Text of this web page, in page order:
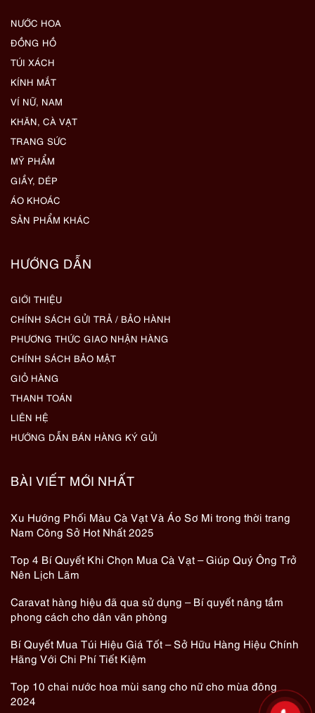
NƯỚC HOA
ĐỒNG HỒ
TÚI XÁCH
KÍNH MẮT
VÍ NỮ, NAM
KHĂN, CÀ VẠT
TRANG SỨC
MỸ PHẨM
GIẦY, DÉP
ÁO KHOÁC
SẢN PHẨM KHÁC
HƯỚNG DẪN
GIỚI THIỆU
CHÍNH SÁCH GỬI TRẢ / BẢO HÀNH
PHƯƠNG THỨC GIAO NHẬN HÀNG
CHÍNH SÁCH BẢO MẬT
GIỎ HÀNG
THANH TOÁN
LIÊN HỆ
HƯỚNG DẪN BÁN HÀNG KÝ GỬI
BÀI VIẾT MỚI NHẤT
Xu Hướng Phối Màu Cà Vạt Và Áo Sơ Mi trong thời trang
Nam Công Sở Hot Nhất 2025
Top 4 Bí Quyết Khi Chọn Mua Cà Vạt – Giúp Quý Ông Trở
Nên Lịch Lãm
Caravat hàng hiệu đã qua sử dụng – Bí quyết nâng tầm
phong cách cho dân văn phòng
Bí Quyết Mua Túi Hiệu Giá Tốt – Sở Hữu Hàng Hiệu Chính
Hãng Với Chi Phí Tiết Kiệm
Top 10 chai nước hoa mùi sang cho nữ cho mùa đông
2024